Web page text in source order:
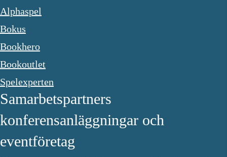
Alphaspel
Bokus
Bookhero
Bookoutlet
Spelexperten
Samarbetspartners
konferensanläggningar och
eventföretag